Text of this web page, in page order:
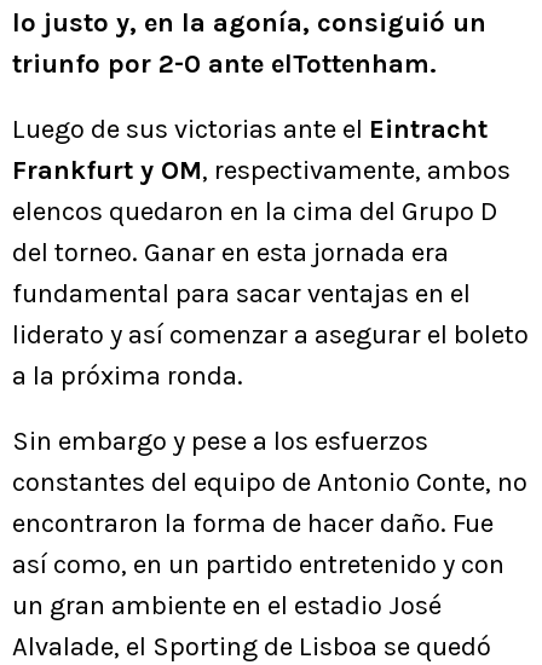
lo justo y, en la agonía, consiguió un
triunfo por 2-0 ante elTottenham.
Luego de sus victorias ante el Eintracht
Frankfurt y OM, respectivamente, ambos
elencos quedaron en la cima del Grupo D
del torneo. Ganar en esta jornada era
fundamental para sacar ventajas en el
liderato y así comenzar a asegurar el boleto
a la próxima ronda.
Sin embargo y pese a los esfuerzos
constantes del equipo de Antonio Conte, no
encontraron la forma de hacer daño. Fue
así como, en un partido entretenido y con
un gran ambiente en el estadio José
Alvalade, el Sporting de Lisboa se quedó